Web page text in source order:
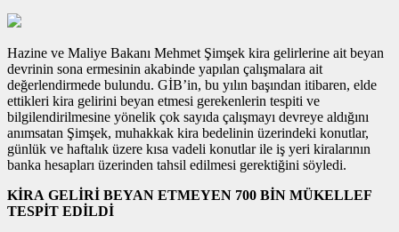
Hazine ve Maliye Bakanı Mehmet Şimşek kira gelirlerine ait beyan
devrinin sona ermesinin akabinde yapılan çalışmalara ait
değerlendirmede bulundu. GİB’in, bu yılın başından itibaren, elde
ettikleri kira gelirini beyan etmesi gerekenlerin tespiti ve
bilgilendirilmesine yönelik çok sayıda çalışmayı devreye aldığını
anımsatan Şimşek, muhakkak kira bedelinin üzerindeki konutlar,
günlük ve haftalık üzere kısa vadeli konutlar ile iş yeri kiralarının
banka hesapları üzerinden tahsil edilmesi gerektiğini söyledi.
KİRA GELİRİ BEYAN ETMEYEN 700 BİN MÜKELLEF
TESPİT EDİLDİ